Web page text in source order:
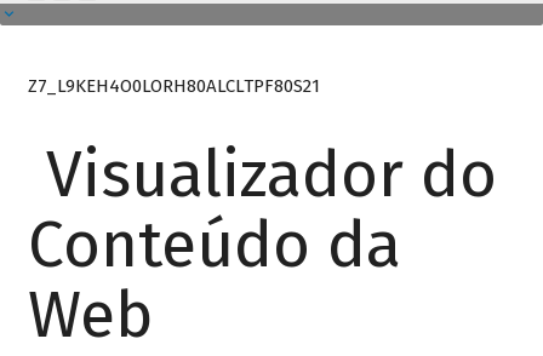
Z7_L9KEH4O0LORH80ALCLTPF80S21
Visualizador do
Conteúdo da
Web